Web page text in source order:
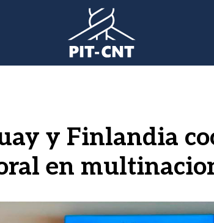
y Finlandia
en